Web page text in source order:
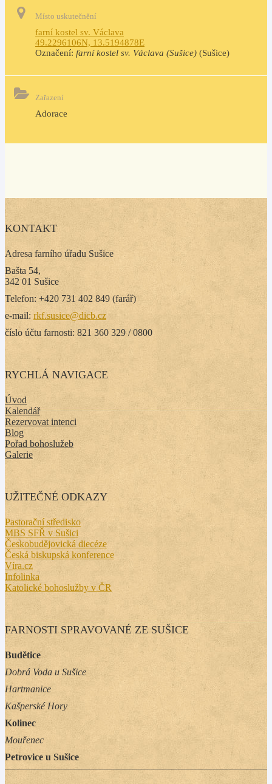
Místo uskutečnění
farní kostel sv. Václava
49.2296106N, 13.5194878E
Označení: farní kostel sv. Václava (Sušice) (Sušice)
Zařazení
Adorace
KONTAKT
Adresa farního úřadu Sušice
Bašta 54,
342 01 Sušice
Telefon: +420 731 402 849 (farář)
e-mail: rkf.susice@dicb.cz
číslo účtu farnosti: 821 360 329 / 0800
RYCHLÁ NAVIGACE
Úvod
Kalendář
Rezervovat intenci
Blog
Pořad bohoslužeb
Galerie
UŽITEČNÉ ODKAZY
Pastorační středisko
MBS SFŘ v Sušici
Českobudějovická diecéze
Česká biskupská konference
Víra.cz
Infolinka
Katolické bohoslužby v ČR
FARNOSTI SPRAVOVANÉ ZE SUŠICE
Budětice
Dobrá Voda u Sušice
Hartmanice
Kašperské Hory
Kolinec
Mouřenec
Petrovice u Sušice